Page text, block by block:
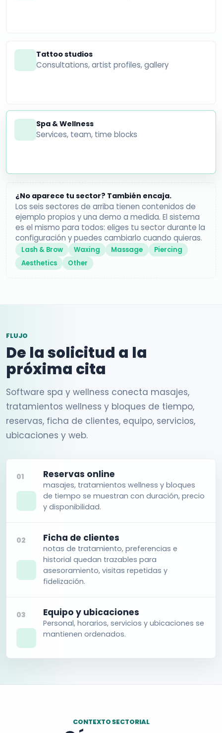
Tattoo studios
Consultations, artist profiles, gallery
Spa & Wellness
Services, team, time blocks
¿No aparece tu sector? También encaja.
Los seis sectores de arriba tienen contenidos de
ejemplo propios y una demo a medida. El sistema
es el mismo para todos: eliges tu sector durante la
configuración y puedes cambiarlo cuando quieras.
Lash & Brow Waxing Massage
Piercing
Aesthetics
Other
FLUJO
De la solicitud a la
próxima cita
Software spa y wellness conecta masajes,
tratamientos wellness y bloques de tiempo,
reservas, ficha de clientes, equipo, servicios,
ubicaciones y web.
01 Reservas online
masajes, tratamientos wellness y bloques
de tiempo se muestran con duración, precio
y disponibilidad.
02 Ficha de clientes
notas de tratamiento, preferencias e
historial quedan trazables para
asesoramiento, visitas repetidas y
fidelización.
03 Equipo y ubicaciones
Personal, horarios, servicios y ubicaciones se
mantienen ordenados.
CONTEXTO SECTORIAL